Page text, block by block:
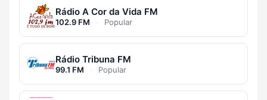
Rádio A Cor da Vida FM
102.9 FM · Popular
Rádio Tribuna FM
99.1 FM · Popular